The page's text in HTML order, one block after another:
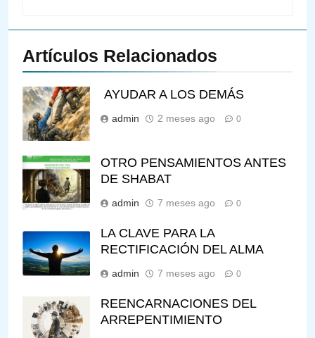
Artículos Relacionados
AYUDAR A LOS DEMÁS
admin 2 meses ago 0
OTRO PENSAMIENTOS ANTES
DE SHABAT
admin 7 meses ago 0
LA CLAVE PARA LA
RECTIFICACIÓN DEL ALMA
admin 7 meses ago 0
REENCARNACIONES DEL
ARREPENTIMIENTO